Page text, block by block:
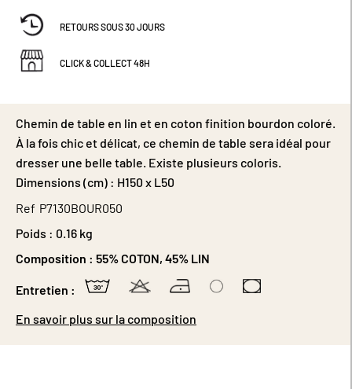
RETOURS SOUS 30 JOURS
CLICK & COLLECT 48H
Chemin de table en lin et en coton finition bourdon coloré.
À la fois chic et délicat, ce chemin de table sera idéal pour
dresser une belle table. Existe plusieurs coloris.
Dimensions (cm) : H150 x L50
Ref P7130BOUR050
Poids : 0.16 kg
Composition : 55% COTON, 45% LIN
Entretien :
En savoir plus sur la composition